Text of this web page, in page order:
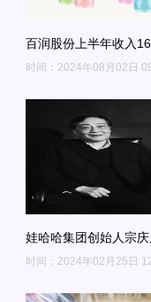
百润股份上半年收入
时间：2024年08月02日
娃哈哈集团创始人宗
时间：2024年02月25日